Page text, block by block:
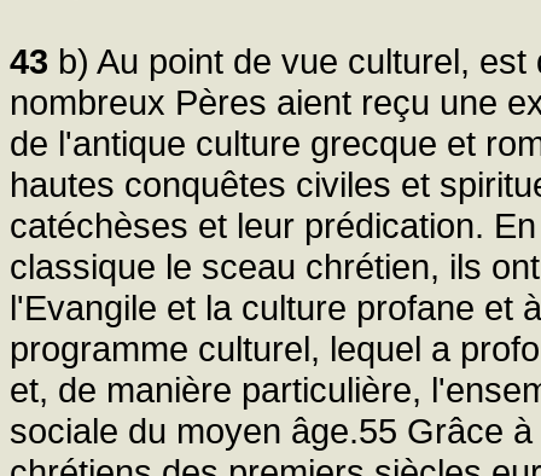
43 b) Au point de vue culturel,
nombreux Pères aient reçu une
de l'antique culture grecque et
hautes conquêtes civiles et
catéchèses et leur prédication.
classique le sceau chrétien, ils
l'Evangile et la culture profane et
programme culturel, lequel a
et, de manière particulière,
sociale du moyen âge.55 Grâce